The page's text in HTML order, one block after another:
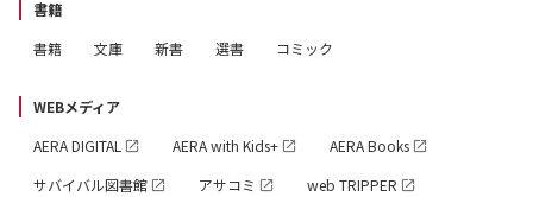
書籍
書籍
文庫 新書 選書 コミック
WEBメディア
AERA DIGITAL
AERA with Kids+
AERA Books
サバイバル図書館
アサコミ
web TRIPPER